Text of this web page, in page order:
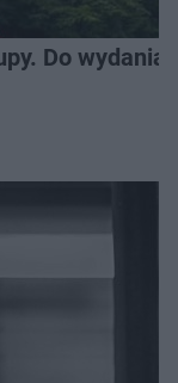
Do wydania